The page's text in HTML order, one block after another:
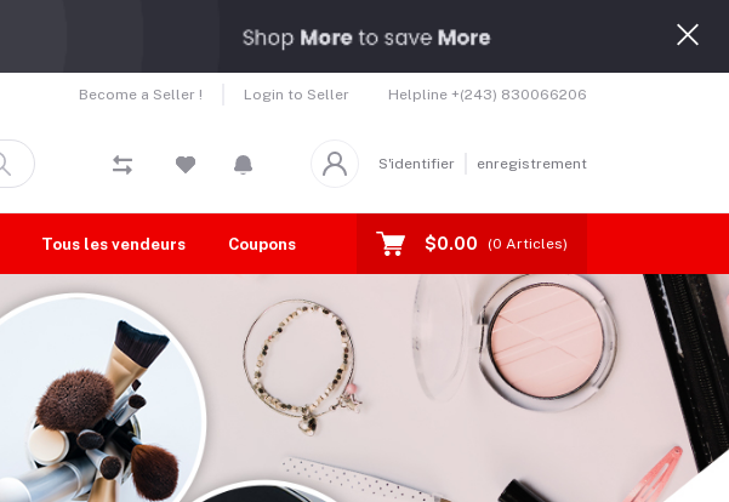
Become a Seller ! Login to Seller Helpline +(243) 830066206
S'identifier enregistrement
Tous les vendeurs Coupons Toutes les marques
$0.00 (0 Articles)